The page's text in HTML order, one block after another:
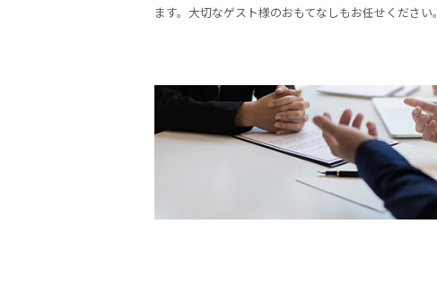
ます。大切なゲスト様のおもてなしもお任せください。